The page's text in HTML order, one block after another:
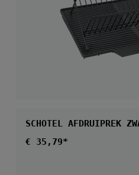
SCHOTEL AFDRUIPREK
Normale prijs:
€ 35,79*